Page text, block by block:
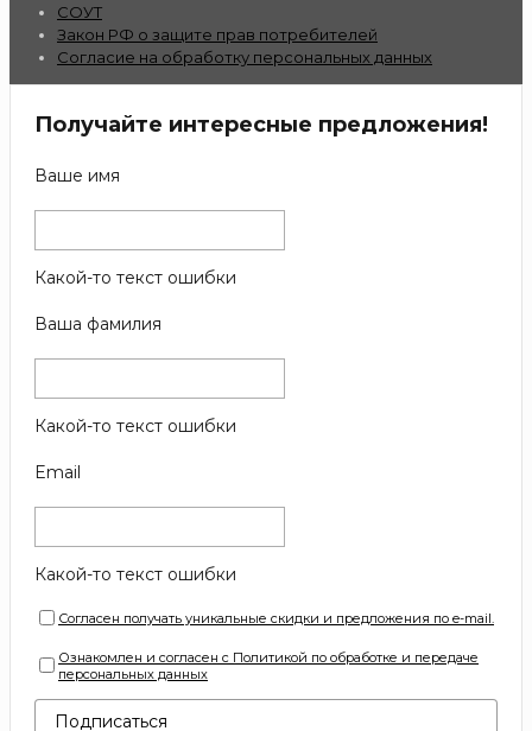
СОУТ
Закон РФ о защите прав потребителей
Согласие на обработку персональных данных
Получайте интересные предложения!
Ваше имя
Какой-то текст ошибки
Ваша фамилия
Какой-то текст ошибки
Email
Какой-то текст ошибки
Согласен получать уникальные скидки и предложения по e-mail.
Ознакомлен и согласен с Политикой по обработке и передаче
персональных данных
Подписаться